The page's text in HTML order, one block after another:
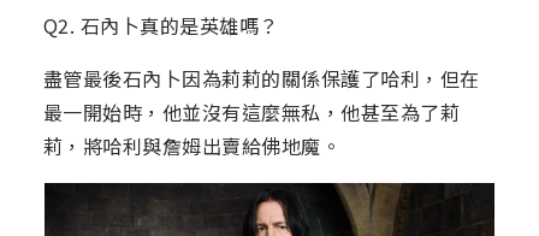
Q2. 石內卜真的是英雄嗎？
盡管最後石內卜因為莉莉的關係保護了哈利，但在
最一開始時，他並沒有這麼無私，他甚至為了莉
莉，將哈利與詹姆出賣給佛地魔。